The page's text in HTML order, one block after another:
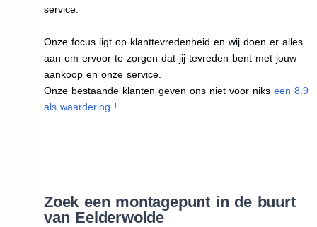
service.
Onze focus ligt op klanttevredenheid en wij doen er alles
aan om ervoor te zorgen dat jij tevreden bent met jouw
aankoop en onze service.
Onze bestaande klanten geven ons niet voor niks een 8.9
als waardering !
Zoek een montagepunt in de buurt
van Eelderwolde